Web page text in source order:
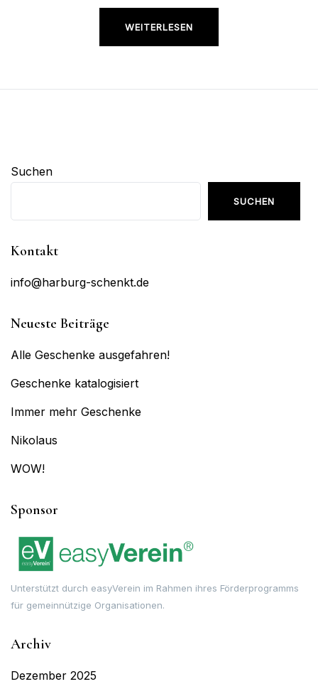
WEITERLESEN
Suchen
SUCHEN
Kontakt
info@harburg-schenkt.de
Neueste Beiträge
Alle Geschenke ausgefahren!
Geschenke katalogisiert
Immer mehr Geschenke
Nikolaus
WOW!
Sponsor
Unterstützt durch easyVerein im Rahmen ihres Förderprogramms
für gemeinnützige Organisationen.
Archiv
Dezember 2025